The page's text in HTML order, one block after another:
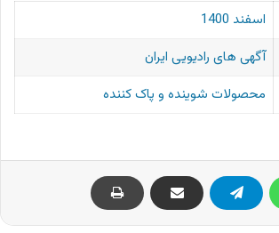
اسفند 1400
آگهی های رادیویی ایران
محصولات شوینده و پاک کننده